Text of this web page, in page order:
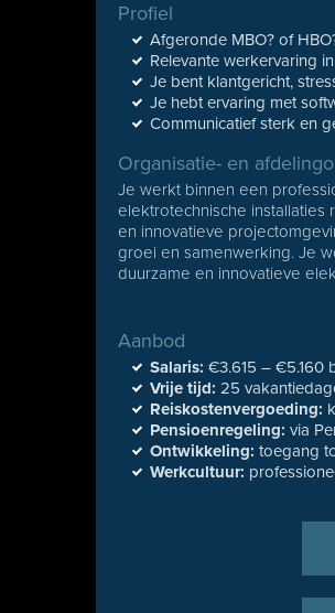
Profiel
Afgeronde MBO? of
Relevante werkervaring
Je bent klantgericht,
Je hebt ervaring met
Communicatief sterk en
Organisatie- en
Je werkt binnen een
elektrotechnische installaties
en innovatieve
groei en samenwerking. Je
duurzame en innovatieve
Aanbod
Salaris: €3.615 – €5.160
Vrije tijd: 25
Reiskostenvergoeding:
Pensioenregeling: via
Ontwikkeling: toegang
Werkcultuur: